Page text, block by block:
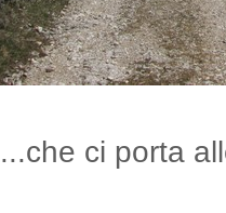
...che ci porta